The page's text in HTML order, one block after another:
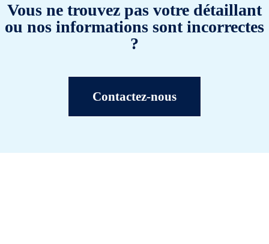
Vous ne trouvez pas votre détaillant
ou nos informations sont incorrectes
?
Contactez-nous